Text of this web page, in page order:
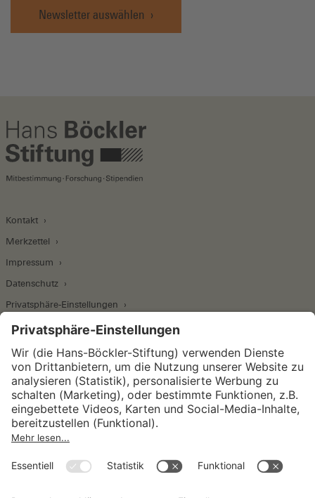
Newsletter auswählen
Kontakt
Merkzettel
Impressum
Datenschutz
Privatsphäre-Einstellungen
Wirtschafts- und Sozialwissenschaftliches Institut
Institut für Makroökonomie und
Konjunkturforschung